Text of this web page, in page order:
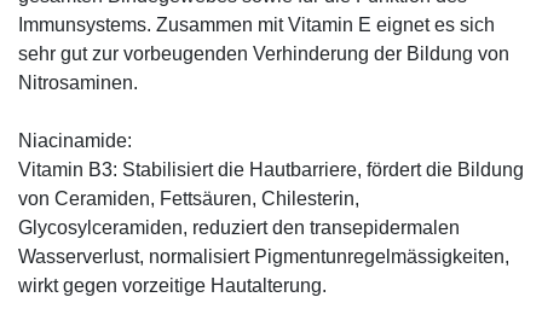
Immunsystems. Zusammen mit Vitamin E eignet es sich
sehr gut zur vorbeugenden Verhinderung der Bildung von
Nitrosaminen.
Niacinamide:
Vitamin B3: Stabilisiert die Hautbarriere, fördert die Bildung
von Ceramiden, Fettsäuren, Chilesterin,
Glycosylceramiden, reduziert den transepidermalen
Wasserverlust, normalisiert Pigmentunregelmässigkeiten,
wirkt gegen vorzeitige Hautalterung.